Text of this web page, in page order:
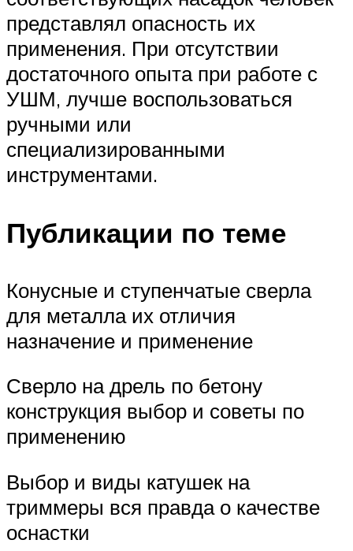
представлял опасность их
применения. При отсутствии
достаточного опыта при работе с
УШМ, лучше воспользоваться
ручными или
специализированными
инструментами.
Публикации по теме
Конусные и ступенчатые сверла
для металла их отличия
назначение и применение
Сверло на дрель по бетону
конструкция выбор и советы по
применению
Выбор и виды катушек на
триммеры вся правда о качестве
оснастки